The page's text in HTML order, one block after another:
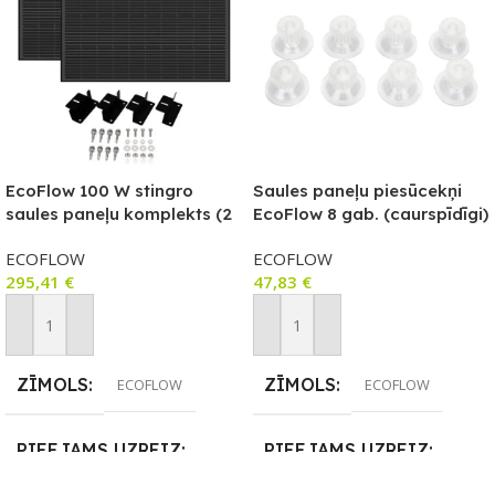
EcoFlow 100 W stingro
saules paneļu komplekts (2
gab.)
ECOFLOW
295,41 €
Pievienot Grozam
ZĪMOLS ECOFLOW
PIEEJAMS UZREIZ
Saules paneļu piesūcekņi
EcoFlow 8 gab. (caurspīdīgi)
ECOFLOW
47,83 €
Pievienot Grozam
ZĪMOLS ECOFLOW
PIEEJAMS UZREIZ